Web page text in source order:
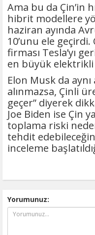
Ama bu da Çin’in
hibrit modellere
haziran ayında
10’unu ele geçirdi.
firması Tesla’yı
en büyük
Elon Musk da
alınmazsa, Çinli
geçer” diyerek
Joe Biden ise Çin
toplama riski
tehdit
inceleme
Yorumunuz: